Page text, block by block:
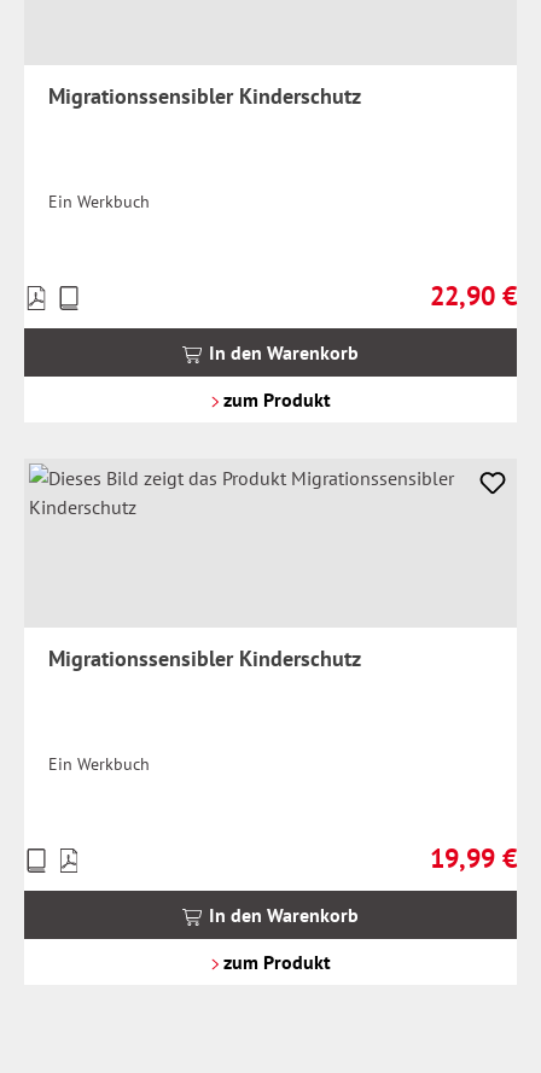
Migrationssensibler Kinderschutz
Ein Werkbuch
Regulärer
22,90 €
Preise
inkl.
In den Warenkorb
zum Produkt
Migrationssensibler Kinderschutz
Ein Werkbuch
Regulärer
19,99 €
Preise
inkl.
In den Warenkorb
zum Produkt